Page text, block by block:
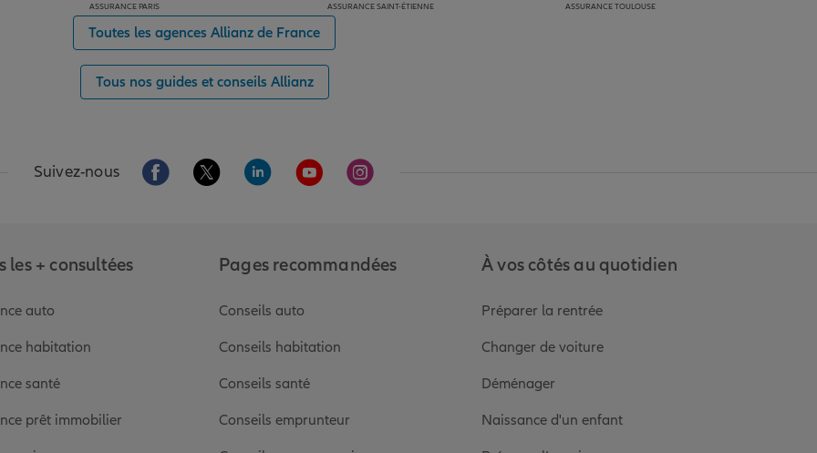
ASSURANCE PARIS
ASSURANCE SAINT-ÉTIENNE
ASSURANCE TOULOUSE
Toutes les agences Allianz de France
Tous nos guides et conseils Allianz
Suivez-nous Aller sur la page Facebook de Allianz
Aller sur la page Twitter de Allianz
Aller sur la page Linkedin de Allianz
Aller sur la page Youtube de Allianz
Aller sur la page Instagram de Allianz
les + consultées
auto
habitation
santé
prêt immobilier
Pages recommandées
Conseils auto
Conseils habitation
Conseils santé
Conseils emprunteur
À vos côtés au quotidien
Préparer la rentrée
Changer de voiture
Déménager
Naissance d'un enfant